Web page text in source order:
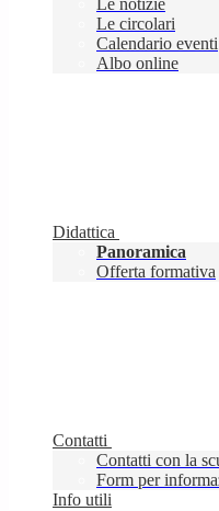
Le notizie
Le circolari
Calendario eventi
Albo online
Didattica
Panoramica
Offerta formativa
Contatti
Contatti con la
Form per
Info utili